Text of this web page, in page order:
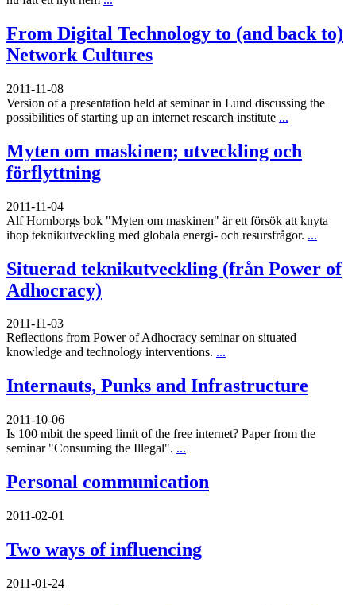
From Digital Technology to (and back to)
Network Cultures
2011-11-08
Version of a presentation held at seminar in Lund discussing the
possibilities of starting up an internet research institute ...
Myten om maskinen; utveckling och
förflyttning
2011-11-04
Alf Hornborgs bok "Myten om maskinen" är ett försök att knyta
ihop teknikutveckling med globala energi- och resursfrågor. ...
Situerad teknikutveckling (från Power of
Adhocracy)
2011-11-03
Reflections from Power of Adhocracy seminar on situated
knowledge and technology interventions. ...
Internauts, Punks and Infrastructure
2011-10-06
Is 100 mbit the speed limit of the free internet? Paper from the
seminar "Consuming the Illegal". ...
Personal communication
2011-02-01
Two ways of influencing
2011-01-24